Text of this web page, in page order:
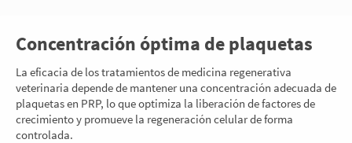
Concentración óptima de plaquetas
La eficacia de los tratamientos de medicina regenerativa
veterinaria depende de mantener una concentración adecuada de
plaquetas en PRP, lo que optimiza la liberación de factores de
crecimiento y promueve la regeneración celular de forma
controlada.